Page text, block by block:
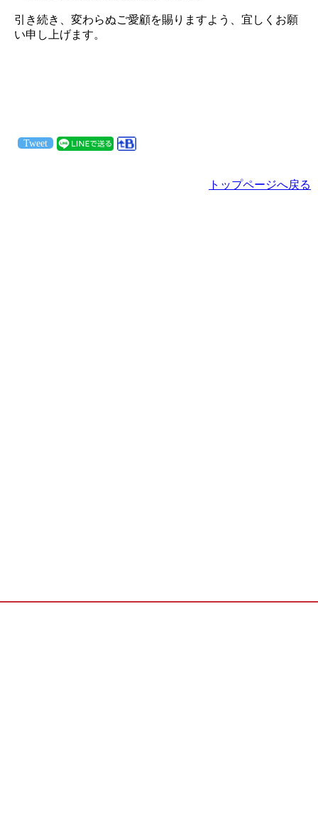
引き続き、変わらぬご愛顧を賜りますよう、宜しくお願
い申し上げます。
Tweet
トップページへ戻る